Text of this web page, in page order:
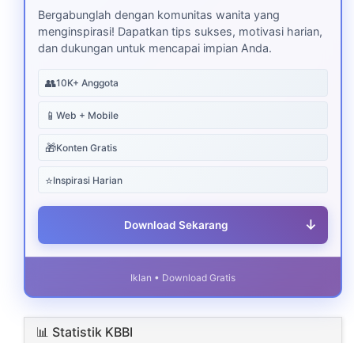
Bergabunglah dengan komunitas wanita yang
menginspirasi! Dapatkan tips sukses, motivasi harian,
dan dukungan untuk mencapai impian Anda.
👥10K+ Anggota
📱 Web + Mobile
🎁Konten Gratis
⭐Inspirasi Harian
Download Sekarang ↓
Iklan • Download Gratis
📊 Statistik KBBI